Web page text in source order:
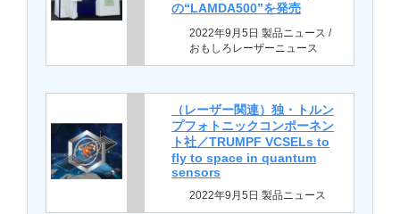
の“LAMDA500”を発売
2022年9月5日 製品ニュース /
おもしろレーザーニュース
（レーザー関連）独・トルン
プフォトニックコンポーネン
ト社／TRUMPF VCSELs to
fly to space in quantum
sensors
2022年9月5日 製品ニュース